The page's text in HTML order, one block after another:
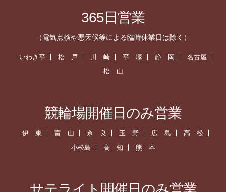
365日営業
（電気点検や悪天候等による臨時休業日は除く）
いわき平 松 戸 川 崎 平 塚 静 岡
名古屋
松 山
競輪場開催日のみ営業
伊 東 富 山 奈 良 玉 野 広 島
高 松
小松島
高 知 熊 本